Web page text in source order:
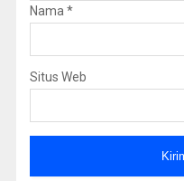
Nama *
Situs Web